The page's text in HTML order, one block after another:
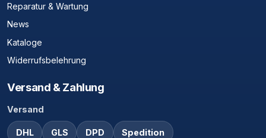
Reparatur & Wartung
News
Kataloge
Widerrufsbelehrung
Versand & Zahlung
Versand
DHL GLS DPD Spedition